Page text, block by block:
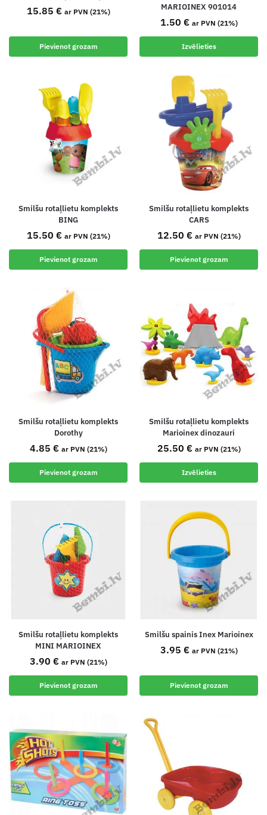
15.85 € ar PVN (21%)
Pievienot grozam
MARIOINEX 901014
1.50 € ar PVN (21%)
Izvēlieties
Smilšu rotaļlietu komplekts
BING
15.50 € ar PVN (21%)
Pievienot grozam
Smilšu rotaļlietu komplekts
CARS
12.50 € ar PVN (21%)
Pievienot grozam
Smilšu rotaļlietu komplekts
Dorothy
4.85 € ar PVN (21%)
Pievienot grozam
Smilšu rotaļlietu komplekts
Marioinex dinozauri
25.50 € ar PVN (21%)
Izvēlieties
Smilšu rotaļlietu komplekts
MINI MARIOINEX
3.90 € ar PVN (21%)
Pievienot grozam
Smilšu spainis Inex Marioinex
3.95 € ar PVN (21%)
Pievienot grozam